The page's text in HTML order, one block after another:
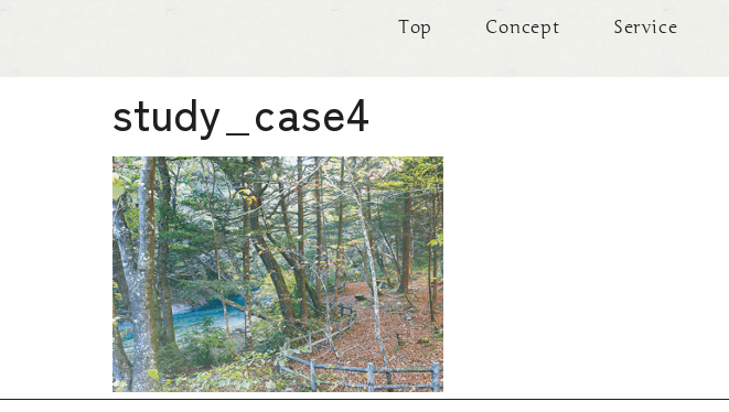
Top Concept Service
study_case4